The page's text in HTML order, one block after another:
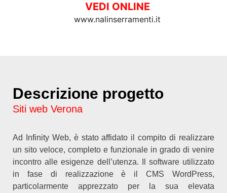
VEDI ONLINE
www.nalinserramenti.it
Descrizione progetto
Siti web Verona
Ad Infinity Web, è stato affidato il compito di realizzare
un sito veloce, completo e funzionale in grado di venire
incontro alle esigenze dell’utenza. Il software utilizzato
in fase di realizzazione è il CMS WordPress,
particolarmente apprezzato per la sua elevata